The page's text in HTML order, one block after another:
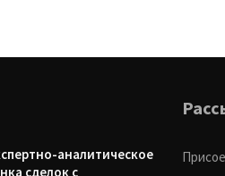
аналитическое
сделок с